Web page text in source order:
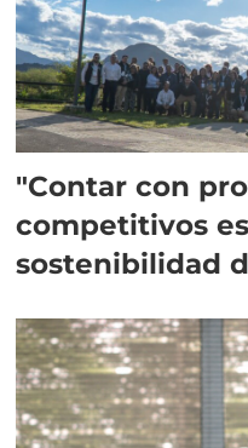
"Contar con
competitivos
sostenibilidad